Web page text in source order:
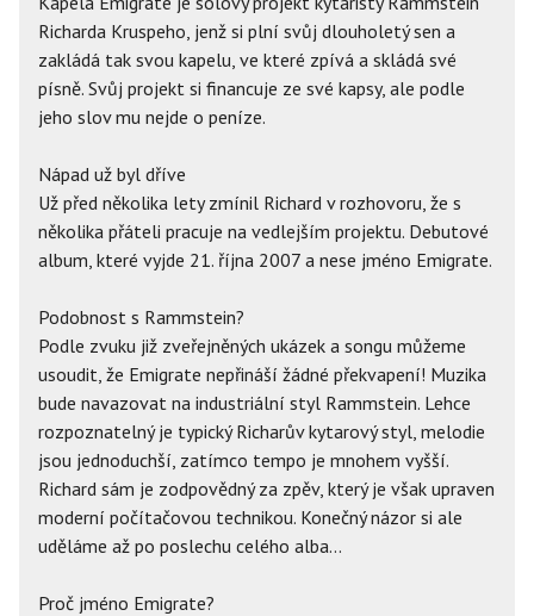
Richarda Kruspeho, jenž si plní svůj dlouholetý sen a
zakládá tak svou kapelu, ve které zpívá a skládá své
písně. Svůj projekt si financuje ze své kapsy, ale podle
jeho slov mu nejde o peníze.
Nápad už byl dříve
Už před několika lety zmínil Richard v rozhovoru, že s
několika přáteli pracuje na vedlejším projektu. Debutové
album, které vyjde 21. října 2007 a nese jméno Emigrate.
Podobnost s Rammstein?
Podle zvuku již zveřejněných ukázek a songu můžeme
usoudit, že Emigrate nepřináší žádné překvapení! Muzika
bude navazovat na industriální styl Rammstein. Lehce
rozpoznatelný je typický Richarův kytarový styl, melodie
jsou jednoduchší, zatímco tempo je mnohem vyšší.
Richard sám je zodpovědný za zpěv, který je však upraven
moderní počítačovou technikou. Konečný názor si ale
uděláme až po poslechu celého alba...
Proč jméno Emigrate?